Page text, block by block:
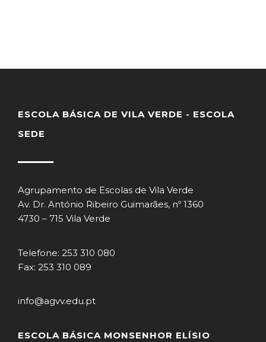
ESCOLA BÁSICA DE VILA VERDE - ESCOLA
SEDE
Agrupamento de Escolas de Vila Verde
Av. Dr. António Ribeiro Guimarães, nº 1360
4730 – 715 Vila Verde
Telefone: 253 310 080
Fax: 253 310 089
info@agvv.edu.pt
ESCOLA BÁSICA MONSENHOR ELÍSIO